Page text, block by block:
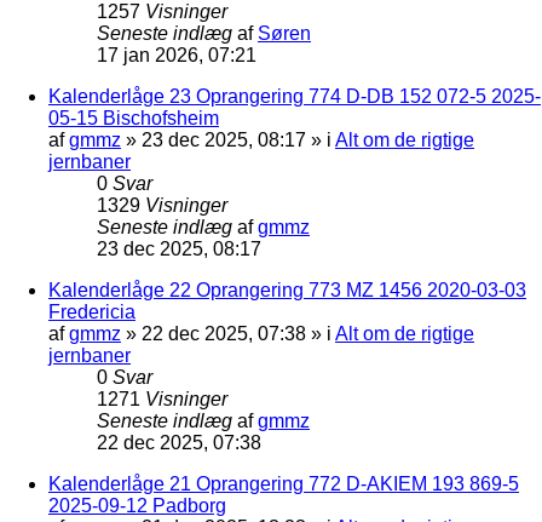
1257 Visninger
Seneste indlæg af Søren
17 jan 2026, 07:21
Kalenderlåge 23 Oprangering 774 D-DB 152 072-5 2025-
05-15 Bischofsheim
afgmmz » 23 dec 2025, 08:17 » i Alt om de rigtige
jernbaner
0 Svar
1329 Visninger
Seneste indlæg afgmmz
23 dec 2025, 08:17
Kalenderlåge 22 Oprangering 773 MZ 1456 2020-03-03
Fredericia
afgmmz » 22 dec 2025, 07:38 » i Alt om de rigtige
jernbaner
0 Svar
1271 Visninger
Seneste indlæg afgmmz
22 dec 2025, 07:38
Kalenderlåge 21 Oprangering 772 D-AKIEM 193 869-5
2025-09-12 Padborg